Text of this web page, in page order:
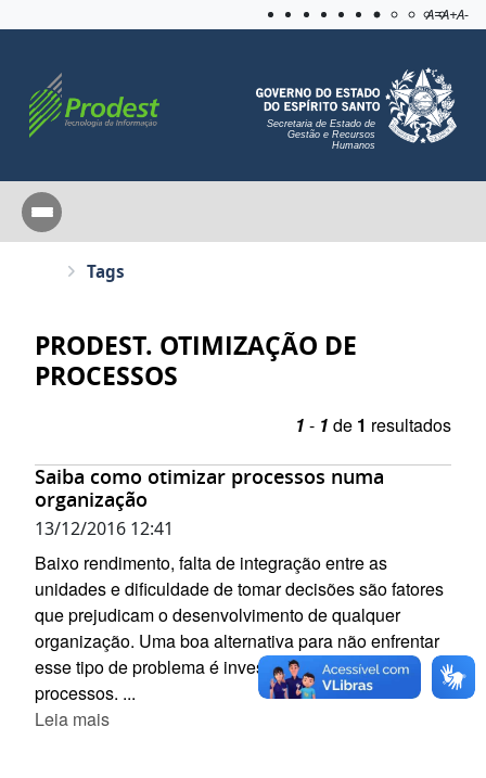
Aplicar
A=A+A-
Secretaria de Estado de
Gestão e Recursos
Humanos
Tags
PRODEST. OTIMIZAÇÃO DE
PROCESSOS
1 - 1 de 1 resultados
Saiba como otimizar processos numa
organização
13/12/2016 12:41
Baixo rendimento, falta de integração entre as
unidades e dificuldade de tomar decisões são fatores
que prejudicam o desenvolvimento de qualquer
organização. Uma boa alternativa para não enfrentar
esse tipo de problema é investir na otimização de
processos. ...
Leia mais